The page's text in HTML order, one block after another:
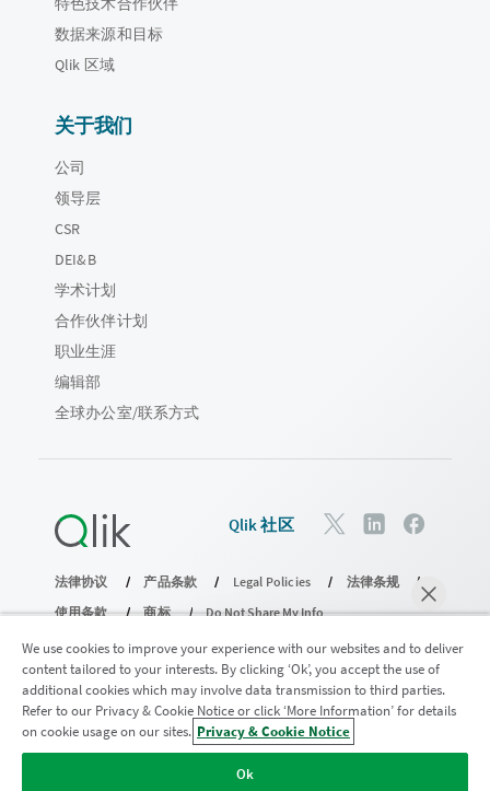
马上聊天
数据来源和目标
Qlik 区域
关于我们
公司
领导层
CSR
DEI&B
学术计划
合作伙伴计划
职业生涯
编辑部
全球办公室/联系方式
Qlik 社区
法律协议 产品条款 Legal Policies
法律条规
使用条款
商标
Do Not Share My Info
版权所有 © 1993-2026 QlikTech International AB。保留所有权利。
加入分析现代化计划
使用分析现代化计划实现现代化，同时不损害您宝贵的
We use cookies to improve your experience with our websites and to deliver
content tailored to your interests. By clicking ‘Ok’, you accept the use of
additional cookies which may involve data transmission to third parties.
Refer to our Privacy & Cookie Notice or click ‘More Information’ for details
on cookie usage on our sites. Privacy & Cookie Notice
Ok